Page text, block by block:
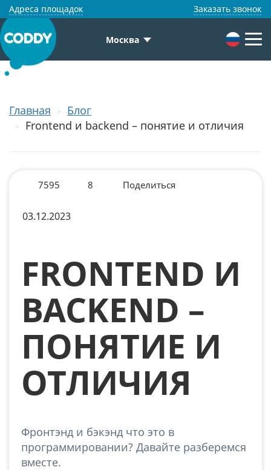
Адреса площадок Заказать звонок
Москва
Главная
Блог
Frontend и backend – понятие и отличия
7595 8 Поделиться
03.12.2023
FRONTEND И
BACKEND –
ПОНЯТИЕ И
ОТЛИЧИЯ
Фронтэнд и бэкэнд что это в
программировании? Давайте разберемся
вместе.